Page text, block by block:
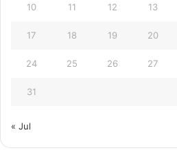
10 11 12 13
17 18 19 20
24 25 26 27
31
« Jul